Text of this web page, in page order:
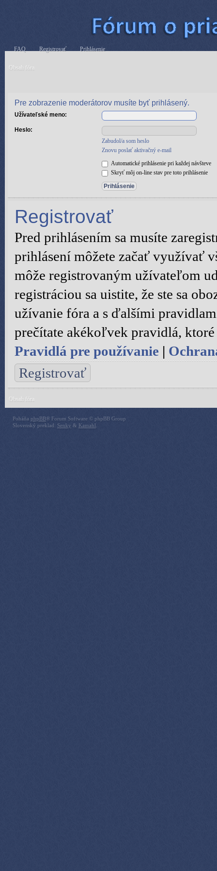
FAQ Registrovať Prihlásenie
Obsah fóra
Pre zobrazenie moderátorov musíte byť prihlásený.
Užívateľské meno:
Heslo:
Zabudol/a som heslo
Znovu poslať aktivačný e-mail
Automatické prihlásenie pri každej návšteve
Skryť môj on-line stav pre toto prihlásenie
Registrovať
Pred prihlásením sa musíte
prihlásení môžete začať využívať
môže registrovaným užívateľom
registráciou sa uistite, že ste sa
užívanie fóra a s ďalšími
prečítate akékoľvek pravidlá,
Pravidlá pre používanie |
Registrovať
Obsah fóra
Poháňa phpBB® Forum Software © phpBB Group
Slovenský preklad: Senky & Kamahl